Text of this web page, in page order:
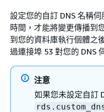
設定您的自訂 DNS 名稱
時間，才能將變更傳播到
到您的資料庫執行個體之
過連接埠 53 對您的 DNS
注意
如果您未設定自訂